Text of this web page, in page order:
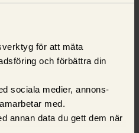
för att mäta
och förbättra din
sociala medier, annons-
med.
annan data du gett dem när